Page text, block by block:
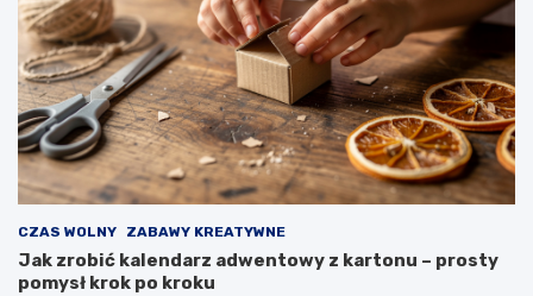
CZAS WOLNY ZABAWY KREATYWNE
Jak zrobić kalendarz adwentowy z kartonu – prosty
pomysł krok po kroku